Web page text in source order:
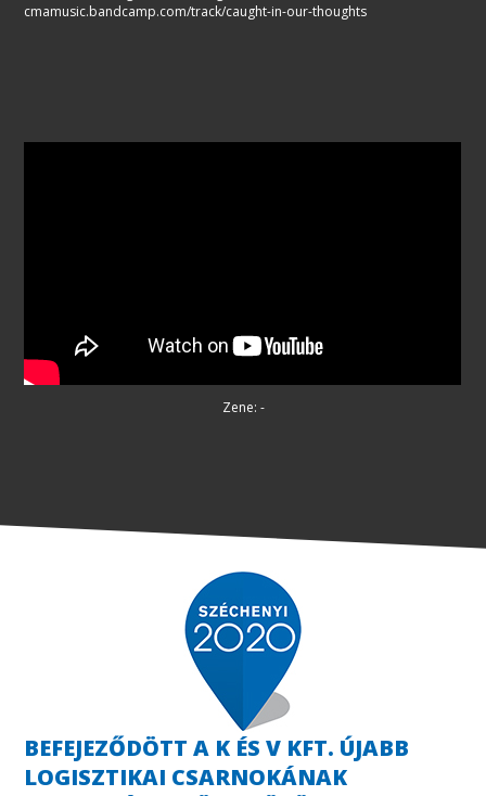
cmamusic.bandcamp.com/track/caught-in-our-thoughts
Zene: -
BEFEJEZŐDÖTT A K ÉS V KFT. ÚJABB
LOGISZTIKAI CSARNOKÁNAK